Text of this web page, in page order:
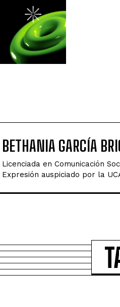
BETHANIA GARCÍA
Licenciada en Comunicación
Expresión auspiciado por la